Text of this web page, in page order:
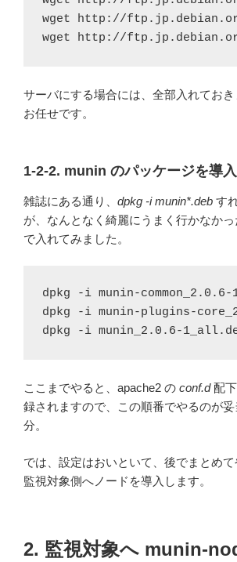
wget http://
wget http://
サーバにする場合には、全部入れてお
お任せです。
1-2-2. munin のパッケージを導
雑誌にある通り、 dpkg -i munin*.deb す
が、なんとなく綺麗にうまく行かなか
で入れてみました。
dpkg -i munin-
dpkg -i munin-plugins-
dpkg -i munin_2.0.6-
ここまでやると、apache2 の conf.d配下
録されますので、この順番でやるのが
分。
では、設定はおいといて、後でまとめて
監視対象側へノードを導入します。
2. 監視対象へ munin-